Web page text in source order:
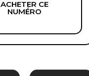
ACHETER CE
NUMÉRO